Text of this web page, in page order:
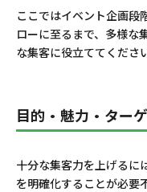
ここではイベント企画段
ローに至るまで、多様な
な集客に役立ててくださ
目的・魅力・ター
十分な集客力を上げるに
を明確化することが必要